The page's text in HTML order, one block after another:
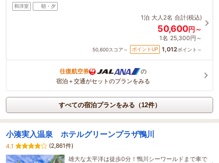
和洋室 朝・夕
1泊 大人2名 合計(税込)
50,600円～
1名 25,300円～
50,600スコア～ ポイントUP 1,012ポイント～
往復航空券
の
宿泊＋交通がセットのプランをみる
すべての宿泊プランをみる（12件）
小湊実入温泉 ホテルグリーンプラザ鴨川
4.1
(2,861件)
雄大な太平洋は徒歩0分！鴨川シーワールドまで車で